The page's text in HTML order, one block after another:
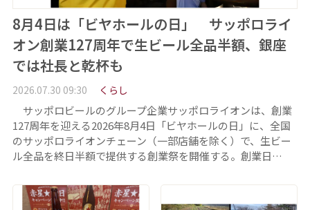
8月4日は「ビヤホールの日」 サッポロライ
オン創業127周年で生ビール全品半額、銀座
では社長と乾杯も
2026.07.30 09:30 くらし
サッポロビールのグループ企業サッポロライオンは、創業
127周年を迎える2026年8月4日「ビヤホールの日」に、全国
のサッポロライオンチェーン（一部店舗を除く）で、生ビー
ル全品を終日半額で提供する創業祭を開催する。創業日…